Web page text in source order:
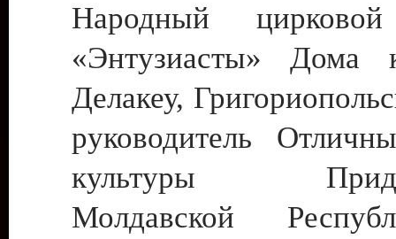
Народный цирковой
«Энтузиасты» Дома
Делакеу,
руководитель
культуры
Молдавской